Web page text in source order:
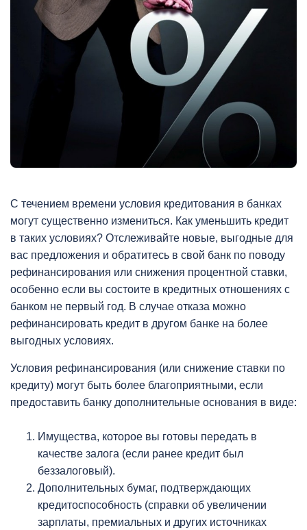
С течением времени условия кредитования в банках
могут существенно измениться. Как уменьшить кредит
в таких условиях? Отслеживайте новые, выгодные для
вас предложения и обратитесь в свой банк по поводу
рефинансирования или снижения процентной ставки,
особенно если вы состоите в кредитных отношениях с
банком не первый год. В случае отказа можно
рефинансировать кредит в другом банке на более
выгодных условиях.
Условия рефинансирования (или снижение ставки по
кредиту) могут быть более благоприятными, если
предоставить банку дополнительные основания в виде:
Имущества, которое вы готовы передать в
качестве залога (если ранее кредит был
беззалоговый).
Дополнительных бумаг, подтверждающих
кредитоспособность (справки об увеличении
зарплаты, премиальных и других источниках